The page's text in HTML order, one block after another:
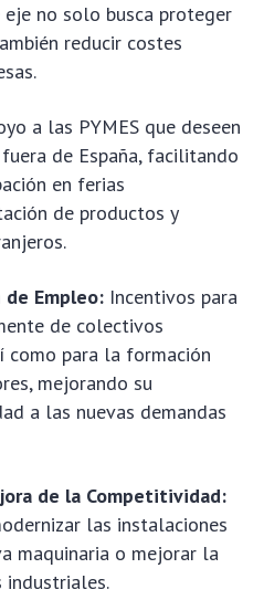
no solo busca proteger
reducir costes
a las PYMES que deseen
de España, facilitando
en ferias
de productos y
de Empleo: Incentivos para
de colectivos
como para la formación
mejorando su
a las nuevas demandas
de la Competitividad:
las instalaciones
maquinaria o mejorar la
industriales.